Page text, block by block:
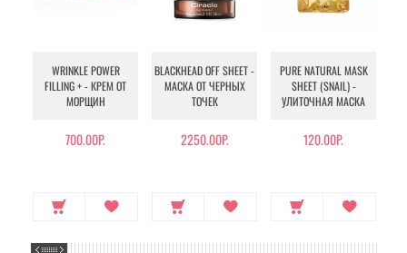
WRINKLE POWER
FILLING + - КРЕМ ОТ
МОРЩИН
700.00Р.
BLACKHEAD OFF SHEET -
МАСКА ОТ ЧЕРНЫХ
ТОЧЕК
2250.00Р.
PURE NATURAL MASK
SHEET (SNAIL) -
УЛИТОЧНАЯ МАСКА
120.00Р.